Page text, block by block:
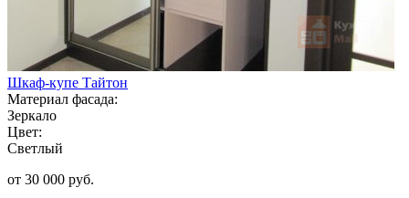
Шкаф-купе Тайтон
Материал фасада:
Зеркало
Цвет:
Светлый
от 30 000 руб.